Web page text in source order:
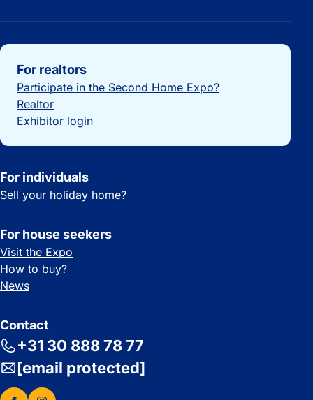
Important links
For realtors
Participate in the Second Home Expo?
Realtor
Exhibitor login
For individuals
Sell your holiday home?
For house seekers
Visit the Expo
How to buy?
News
Contact
+31 30 888 78 77
[email protected]